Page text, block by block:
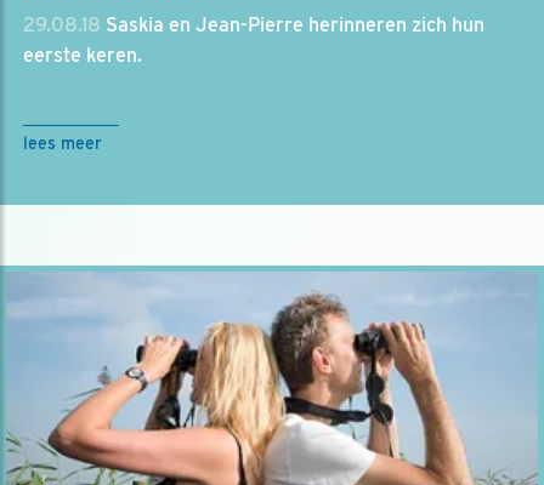
29.08.18 Saskia en Jean-Pierre herinneren zich hun
eerste keren.
lees meer